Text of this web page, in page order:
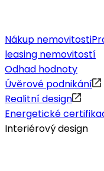
Nákup nemovitosti
leasing nemovitostí
Odhad hodnoty
Úvěrové podnikání
Realitní design
Energetické
Interiérový design